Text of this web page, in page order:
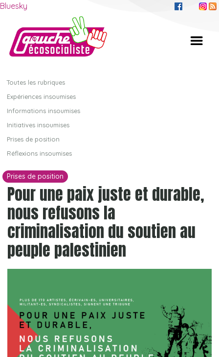
Bluesky
Toutes les rubriques
Expériences insoumises
Informations insoumises
Initiatives insoumises
Prises de position
Réflexions insoumises
Prises de position
Pour une paix juste et durable,
nous refusons la
criminalisation du soutien au
peuple palestinien